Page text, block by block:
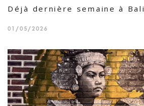
Déjà dernière semaine à Bali
01/05/2026